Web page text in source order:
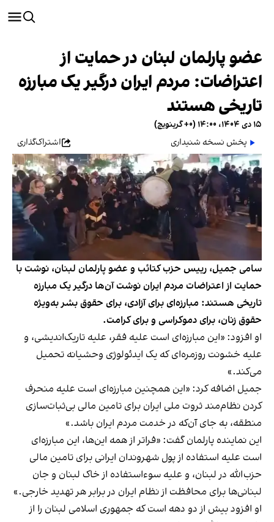
عضو پارلمان لبنان در حمایت از
اعتراضات: مردم ایران درگیر یک مبارزه
تاریخی هستند
۱۵ دی ۱۴۰۴، ۱۴:۰۰ (‎+۰ گرینویچ)
پخش نسخه شنیداری
اشتراک‌گذاری
سامی جمیل، رییس حزب کتائب و عضو پارلمان لبنان، نوشت با
حمایت از اعتراضات مردم ایران نوشت آن‌ها درگیر یک مبارزه
تاریخی هستند: مبارزه‌ای برای آزادی، برای حقوق بشر به‌ویژه
حقوق زنان، برای دموکراسی و برای کرامت.
او افزود: «این مبارزه‌ای است علیه فقر، علیه تاریک‌اندیشی، و
علیه خشونت روزمره‌ای که یک ایدئولوژی وحشیانه تحمیل
می‌کند.»
جمیل اضافه کرد: «این همچنین مبارزه‌ای است علیه منحرف
کردن نظام‌مند ثروت ملی ایران برای تامین مالی بی‌ثبات‌سازی
منطقه، به جای آن‌که در خدمت مردم ایران باشد.»
این نماینده پارلمان گفت: «فراتر از همه این‌ها، این مبارزه‌ای
است علیه استفاده از پول شهروندان ایرانی برای تامین مالی
حزب‌الله در لبنان، و علیه سوءاستفاده از خاک لبنان و جان
لبنانی‌ها برای محافظت از نظام ایران در برابر هر تهدید خارجی.»
او افزود بیش از دو دهه است که جمهوری اسلامی لبنان را از